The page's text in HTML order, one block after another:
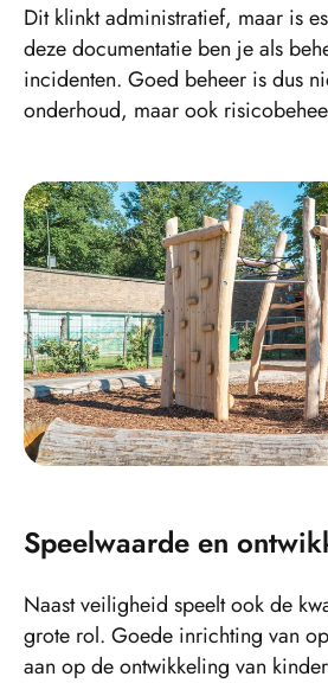
Dit klinkt administratief, maar is
deze documentatie ben je als
incidenten. Goed beheer is dus
onderhoud, maar ook
Speelwaarde en
Naast veiligheid speelt ook de
grote rol. Goede inrichting van
aan op de ontwikkeling van